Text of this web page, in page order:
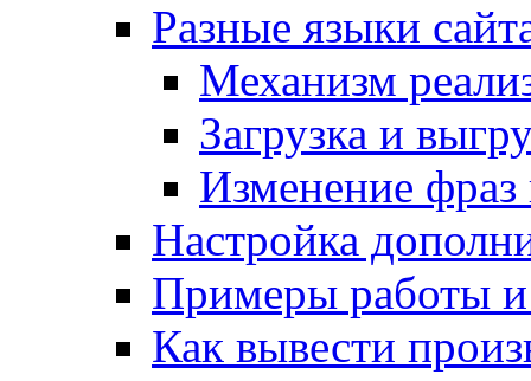
Разные языки
Механизм
Загрузка и
Изменение
Настройка
Примеры работы
Как вывести